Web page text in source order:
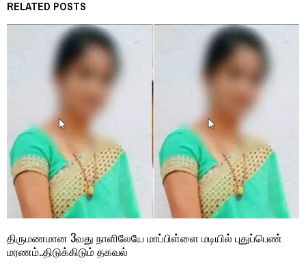
RELATED POSTS
திருமணமான 3வது நாளிலேயே மாப்பிள்ளை மடியில் புதுப்பெண்
மரணம்..திடுக்கிடும் தகவல்